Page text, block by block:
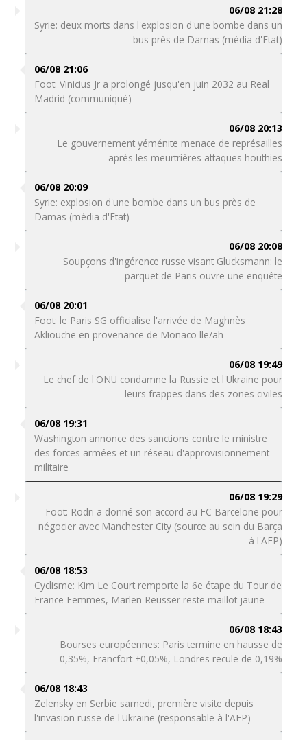
06/08 21:28
Syrie: deux morts dans l'explosion d'une bombe dans un
bus près de Damas (média d'Etat)
06/08 21:06
Foot: Vinicius Jr a prolongé jusqu'en juin 2032 au Real
Madrid (communiqué)
06/08 20:13
Le gouvernement yéménite menace de représailles
après les meurtrières attaques houthies
06/08 20:09
Syrie: explosion d'une bombe dans un bus près de
Damas (média d'Etat)
06/08 20:08
Soupçons d'ingérence russe visant Glucksmann: le
parquet de Paris ouvre une enquête
06/08 20:01
Foot: le Paris SG officialise l'arrivée de Maghnès
Akliouche en provenance de Monaco lle/ah
06/08 19:49
Le chef de l'ONU condamne la Russie et l'Ukraine pour
leurs frappes dans des zones civiles
06/08 19:31
Washington annonce des sanctions contre le ministre
des forces armées et un réseau d'approvisionnement
militaire
06/08 19:29
Foot: Rodri a donné son accord au FC Barcelone pour
négocier avec Manchester City (source au sein du Barça
à l'AFP)
06/08 18:53
Cyclisme: Kim Le Court remporte la 6e étape du Tour de
France Femmes, Marlen Reusser reste maillot jaune
06/08 18:43
Bourses européennes: Paris termine en hausse de
0,35%, Francfort +0,05%, Londres recule de 0,19%
06/08 18:43
Zelensky en Serbie samedi, première visite depuis
l'invasion russe de l'Ukraine (responsable à l'AFP)